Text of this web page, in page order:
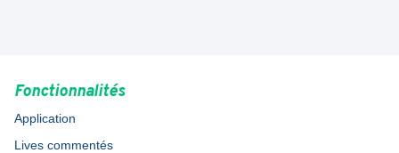
Fonctionnalités
Application
Lives commentés